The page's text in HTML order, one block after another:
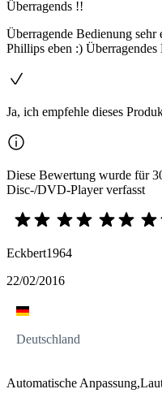
Überragends !!
Überragende Bedienung sehr
Phillips eben :) Überragendes
Ja, ich empfehle dieses
Diese Bewertung wurde für
Disc-/DVD-Player verfasst
Eckbert1964
22/02/2016
Deutschland
Automatische